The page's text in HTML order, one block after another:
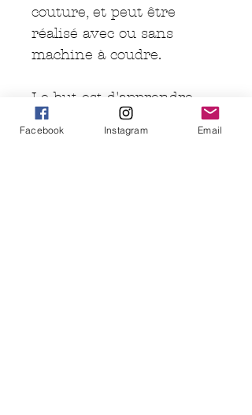
couture, et peut être
réalisé avec ou sans
machine à coudre.
Le but est d'apprendre
facilement à faire vos
lingettes vous même et
Facebook Instagram Email